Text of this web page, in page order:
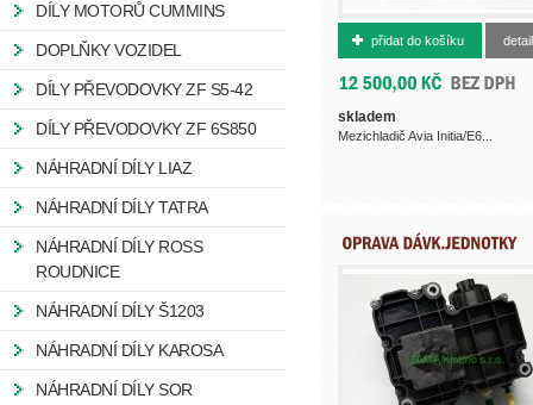
422620040
přidat do košíku detail
skladem
Mezichladič Avia Initia/E6...
DÍLY MOTORŮ CUMMINS
DOPLŇKY VOZIDEL
DÍLY PŘEVODOVKY ZF S5-42
DÍLY PŘEVODOVKY ZF 6S850
NÁHRADNÍ DÍLY LIAZ
NÁHRADNÍ DÍLY TATRA
NÁHRADNÍ DÍLY ROSS
ROUDNICE
NÁHRADNÍ DÍLY Š1203
NÁHRADNÍ DÍLY KAROSA
NÁHRADNÍ DÍLY SOR